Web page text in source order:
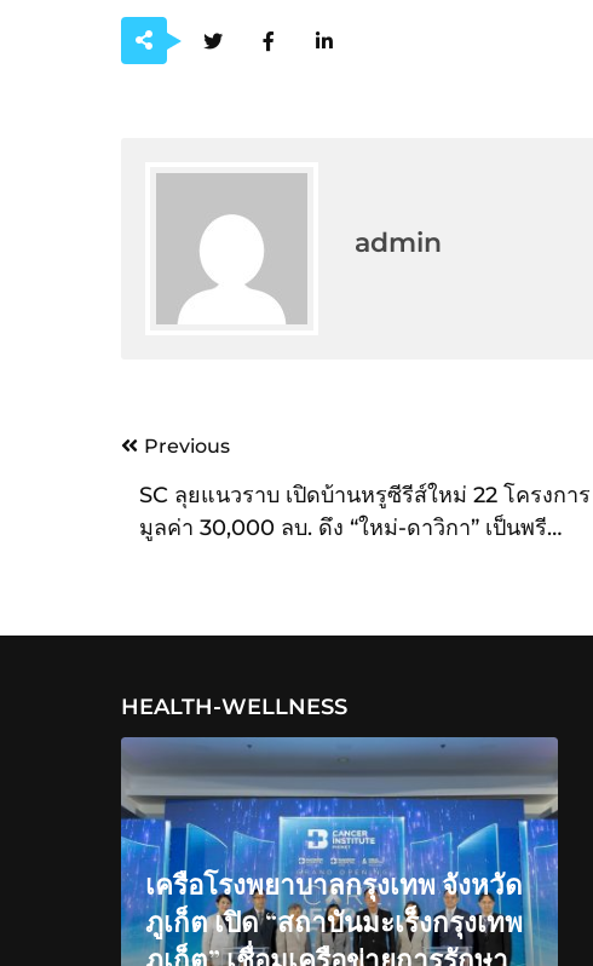
admin
PostPrevious
SC ลุยแนวราบ เปิดบ้านหรูซีรีส์ใหม่ 22 โครงการ
มูลค่า 30,000 ลบ. ดึง “ใหม่-ดาวิกา” เป็นพรี
HEALTH-WELLNESS
เครือโรงพยาบาลกรุงเทพ จังหวัด
ภูเก็ต เปิด “สถาบันมะเร็งกรุงเทพ